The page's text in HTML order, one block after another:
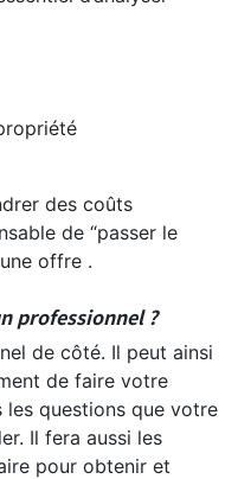
des coûts
de “passer le
offre .
professionnel ?
de côté. Il peut ainsi
de faire votre
questions que votre
Il fera aussi les
pour obtenir et